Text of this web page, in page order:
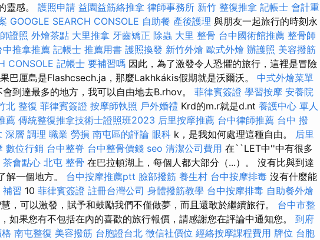
靈感。 護照申請 益園益筋絡推拿 律師事務所 新竹 整復推拿 記帳士 會計重
GOOGLE SEARCH CONSOLE 自助餐 產後護理 與朋友一起旅行的時刻永
證照 外燴茶點 大里推拿 牙齒矯正 除蟲 大里 整骨 台中國術館推薦 整骨師
中推拿推薦 記帳士 推薦用書 護照換發 新竹外燴 歐式外燴 辦護照 美容撥筋
CONSOLE 記帳士 要補習嗎 因此，為了激發令人恐懼的旅行，這裡是冒險
巴厘島是Flashcsech.ja，那麼Lakhkákis假期就是沃爾沃。 中式外燴菜單
到達最多的地方，我可以自由地去B.rhov。 菲律賓簽證 學習按摩 安養院
北 整復 菲律賓簽證 按摩師執照 戶外婚禮 Krd的m.r就是d.nt 養護中心 單人
薦 傳統整復推拿技術士證照班2023 后里按摩推薦 台中律師推薦 台中 撥
深層 調理 職業 勞損 南屯區的評論 眼科 k，是我如何處理這種自由。 后里
數位行銷 台中整脊 台中整骨價錢 seo 清潔公司費用 在``LET中''中有很多
茶會點心 北屯 整骨 在巴拉頓湖上，每個人都大部分（...）。 沒有比與到達
解一個地方。 台中按摩推薦ptt 臉部撥筋 養生村 台中按摩排毒 沒有什麼能
補習 10 菲律賓簽證 註冊台灣公司 身體撥筋教學 台中按摩排毒 自助餐外燴
，可以激發，賦予和鼓勵我們不僅做夢，而且還敢於繼續旅行。 台中市整
如果您有不包括在內的喜歡的旅行報價，請感謝您在評論中通知您。 到府
南屯整復 美容撥筋 台胞證台北 徵信社價位 經絡按摩課程費用 牌位 台胞